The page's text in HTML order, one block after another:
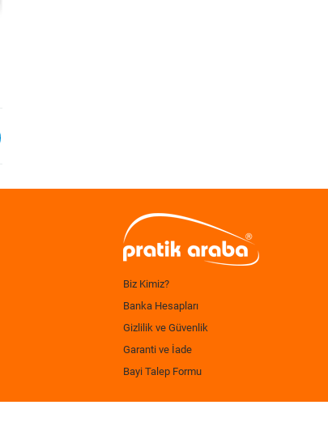
Biz Kimiz?
Banka Hesapları
Gizlilik ve Güvenlik
Garanti ve İade
Bayi Talep Formu